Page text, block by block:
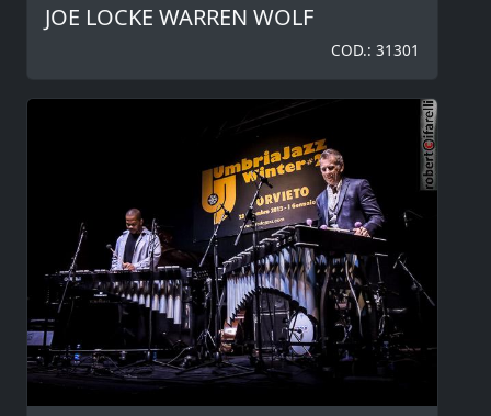
JOE LOCKE WARREN WOLF
COD.: 31301